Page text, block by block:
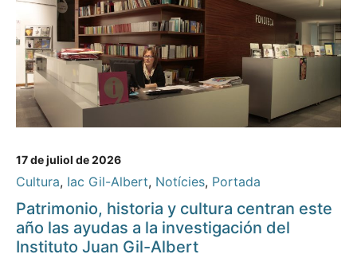
17 de juliol de 2026
Cultura, Iac Gil-Albert, Notícies, Portada
Patrimonio, historia y cultura centran este
año las ayudas a la investigación del
Instituto Juan Gil-Albert